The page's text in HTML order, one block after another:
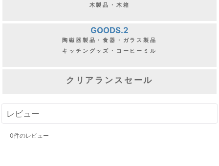
木製品・木箱
GOODS.2
陶磁器製品・食器・ガラス製品
キッチングッズ・コーヒーミル
クリアランスセール
レビュー
0件のレビュー